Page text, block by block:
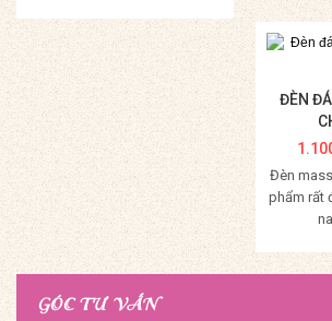
Mua Hàng
ĐÈN
Đèn
phẩm rất
GÓC TƯ VẤN